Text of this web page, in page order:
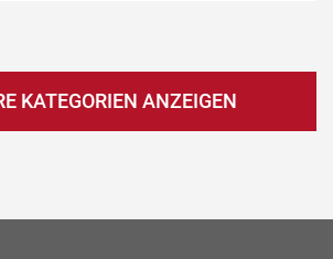
KATEGORIEN ANZEIGEN